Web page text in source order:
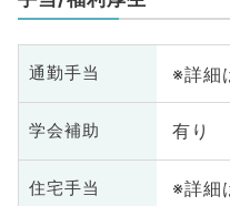
通勤手当 ※詳細
学会補助 有り
住宅手当 ※詳細